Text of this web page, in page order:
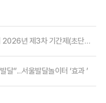
[마감]서울아이발달지원센터 2026년 제3차 기간제(초단시간) 근로자 상담사 채용 공고
”...서울발달놀이터 ‘효과 ʼ